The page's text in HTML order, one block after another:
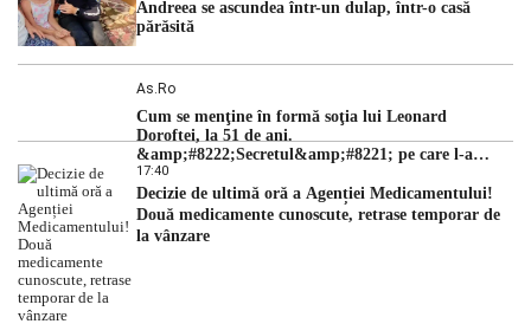
Andreea se ascundea într-un dulap, într-o casă
părăsită
As.ro
Cum se menţine în formă soţia lui Leonard
Doroftei, la 51 de ani.
&amp;#8222;Secretul&amp;#8221; pe care l-a
dezvăluit
17:40
Decizie de ultimă oră a Agenției Medicamentului!
Două medicamente cunoscute, retrase temporar de
la vânzare